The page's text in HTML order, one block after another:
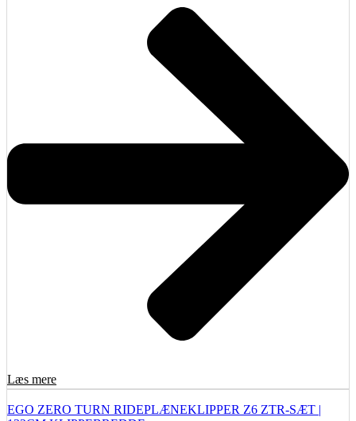
Læs mere
EGO ZERO TURN RIDEPLÆNEKLIPPER Z6 ZTR-SÆT |